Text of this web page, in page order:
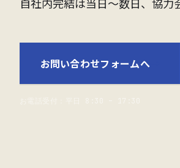
お問い合わせフォームへ